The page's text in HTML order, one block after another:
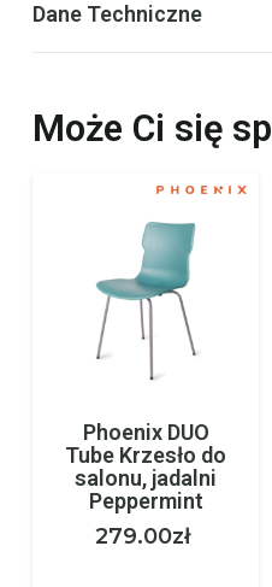
Dane Techniczne
Może Ci się
Phoenix DUO
Tube Krzesło do
salonu, jadalni
Peppermint
279.00zł